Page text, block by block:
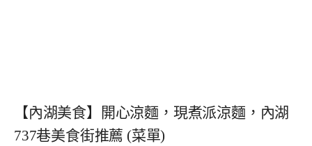
【內湖美食】開心涼麵，現煮派涼麵，內湖
737巷美食街推薦 (菜單)